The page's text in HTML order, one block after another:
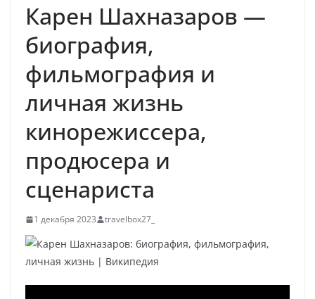
Карен Шахназаров —
биография,
фильмография и
личная жизнь
кинорежиссера,
продюсера и
сценариста
1 декабря 2023 travelbox27_